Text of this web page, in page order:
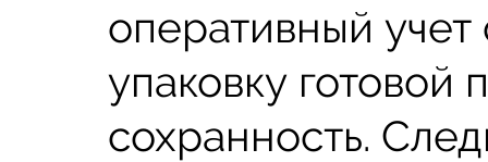
оперативный
упаковку готовой
сохранность.